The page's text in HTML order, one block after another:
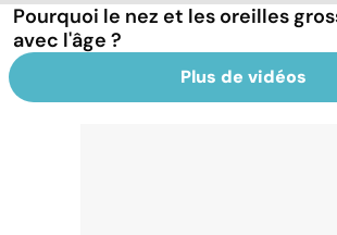
Pourquoi le nez et les oreilles
avec l'âge ?
Plus de vidéos